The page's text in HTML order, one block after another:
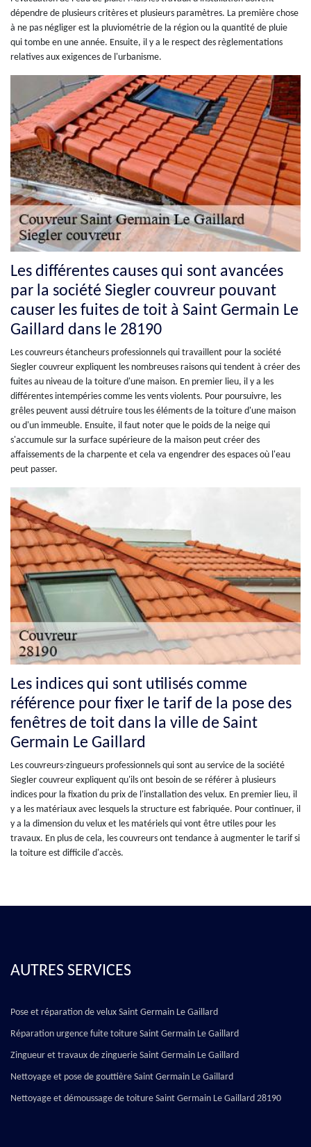
dépendre de plusieurs critères et plusieurs paramètres. La première chose
à ne pas négliger est la pluviométrie de la région ou la quantité de pluie
qui tombe en une année. Ensuite, il y a le respect des règlementations
relatives aux exigences de l'urbanisme.
Les différentes causes qui sont avancées
par la société Siegler couvreur pouvant
causer les fuites de toit à Saint Germain Le
Gaillard dans le 28190
Les couvreurs étancheurs professionnels qui travaillent pour la société
Siegler couvreur expliquent les nombreuses raisons qui tendent à créer des
fuites au niveau de la toiture d'une maison. En premier lieu, il y a les
différentes intempéries comme les vents violents. Pour poursuivre, les
grêles peuvent aussi détruire tous les éléments de la toiture d'une maison
ou d'un immeuble. Ensuite, il faut noter que le poids de la neige qui
s'accumule sur la surface supérieure de la maison peut créer des
affaissements de la charpente et cela va engendrer des espaces où l'eau
peut passer.
Les indices qui sont utilisés comme
référence pour fixer le tarif de la pose des
fenêtres de toit dans la ville de Saint
Germain Le Gaillard
Les couvreurs-zingueurs professionnels qui sont au service de la société
Siegler couvreur expliquent qu'ils ont besoin de se référer à plusieurs
indices pour la fixation du prix de l'installation des velux. En premier lieu, il
y a les matériaux avec lesquels la structure est fabriquée. Pour continuer, il
y a la dimension du velux et les matériels qui vont être utiles pour les
travaux. En plus de cela, les couvreurs ont tendance à augmenter le tarif si
la toiture est difficile d'accès.
AUTRES SERVICES
Pose et réparation de velux Saint Germain Le Gaillard
Réparation urgence fuite toiture Saint Germain Le Gaillard
Zingueur et travaux de zinguerie Saint Germain Le Gaillard
Nettoyage et pose de gouttière Saint Germain Le Gaillard
Nettoyage et démoussage de toiture Saint Germain Le Gaillard 28190